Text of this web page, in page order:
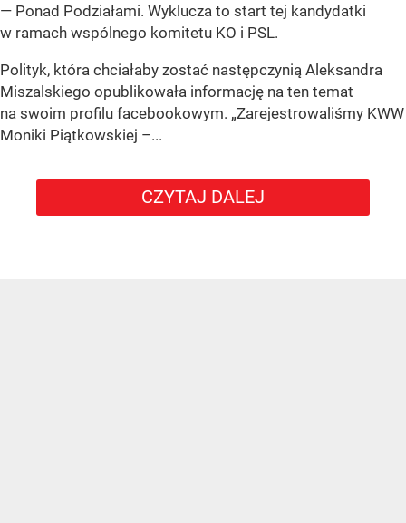
— Ponad Podziałami. Wyklucza to start tej kandydatki
w ramach wspólnego komitetu KO i PSL.
Polityk, która chciałaby zostać następczynią Aleksandra
Miszalskiego opublikowała informację na ten temat
na swoim profilu facebookowym. „Zarejestrowaliśmy KWW
Moniki Piątkowskiej –...
CZYTAJ DALEJ